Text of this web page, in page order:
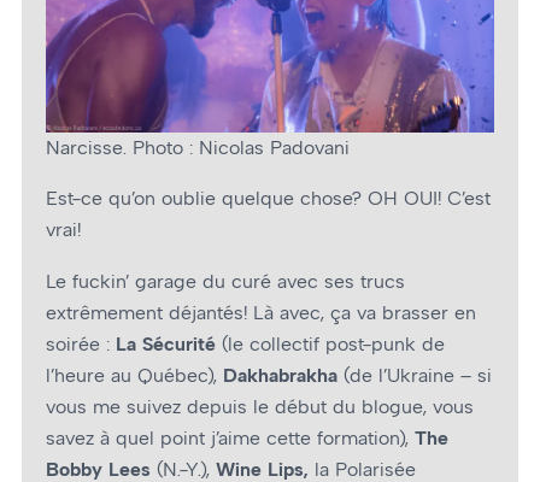
Narcisse. Photo : Nicolas Padovani
Est-ce qu’on oublie quelque chose? OH OUI! C’est
vrai!
Le fuckin’ garage du curé avec ses trucs
extrêmement déjantés! Là avec, ça va brasser en
soirée : La Sécurité (le collectif post-punk de
l’heure au Québec), Dakhabrakha (de l’Ukraine – si
vous me suivez depuis le début du blogue, vous
savez à quel point j’aime cette formation), The
Bobby Lees (N.-Y.), Wine Lips, la Polarisée